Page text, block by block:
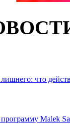
что
Malek